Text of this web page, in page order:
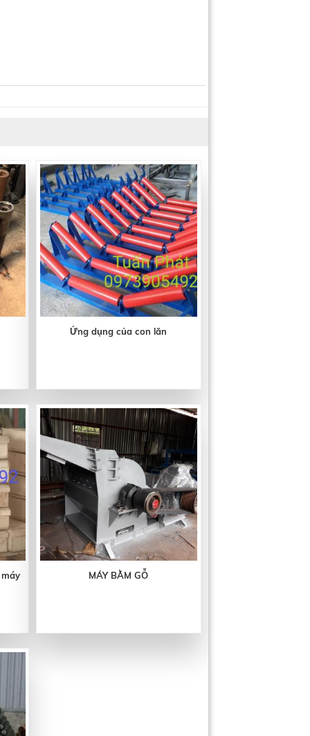
Ứng dụng của con lăn
MÁY BẰM GỖ